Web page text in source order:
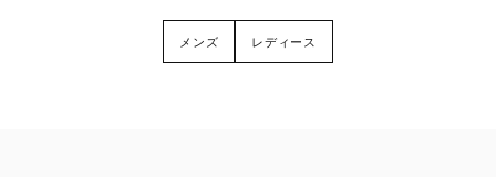
メンズ レディース